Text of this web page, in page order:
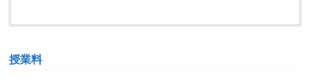
授業料